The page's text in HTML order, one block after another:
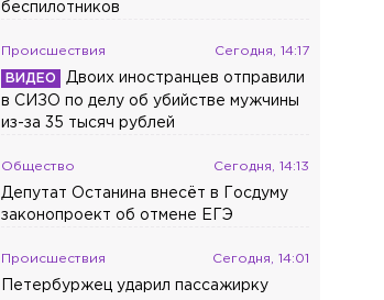
беспилотников
Происшествия Сегодня, 14:17
Двоих иностранцев отправили
в СИЗО по делу об убийстве мужчины
из-за 35 тысяч рублей
Общество Сегодня, 14:13
Депутат Останина внесёт в Госдуму
законопроект об отмене ЕГЭ
Происшествия Сегодня, 14:01
Петербуржец ударил пассажирку